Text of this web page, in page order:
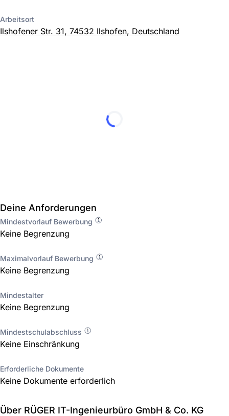
Arbeitsort
Ilshofener Str. 31, 74532 Ilshofen, Deutschland
Deine Anforderungen
Mindestvorlauf Bewerbung
Keine Begrenzung
Maximalvorlauf Bewerbung
Keine Begrenzung
Mindestalter
Keine Begrenzung
Mindestschulabschluss
Keine Einschränkung
Erforderliche Dokumente
Keine Dokumente erforderlich
Über RÜGER IT-Ingenieurbüro GmbH & Co. KG